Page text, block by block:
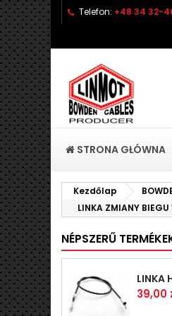
Telefon: +48 34 32-
STRONA GŁÓWNA
Kezdőlap
LINKA ZMIANY
NÉPSZERŰ
Ár
39,00